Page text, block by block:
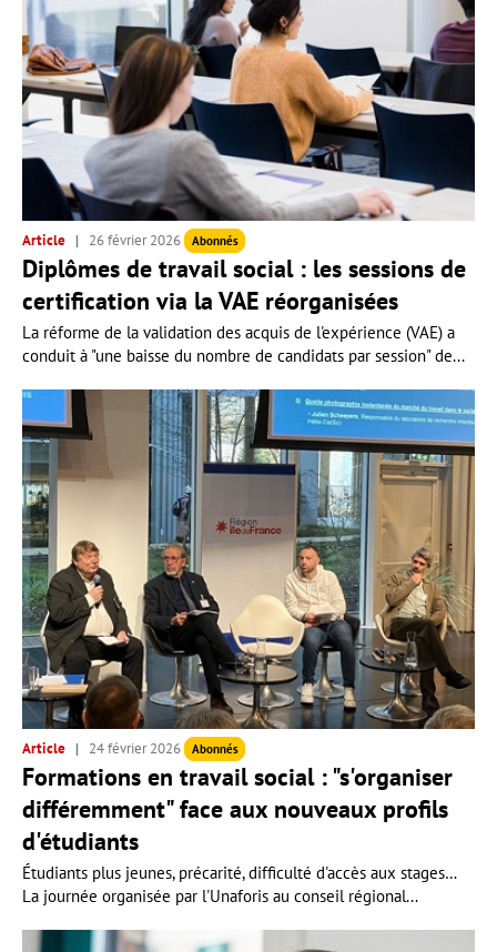
Article 26 février 2026 Abonnés
Diplômes de travail social : les sessions de
certification via la VAE réorganisées
La réforme de la validation des acquis de l'expérience (VAE) a
conduit à "une baisse du nombre de candidats par session" de...
Article 24 février 2026 Abonnés
Formations en travail social : "s'organiser
différemment" face aux nouveaux profils
d'étudiants
Étudiants plus jeunes, précarité, difficulté d'accès aux stages…
La journée organisée par l'Unaforis au conseil régional...